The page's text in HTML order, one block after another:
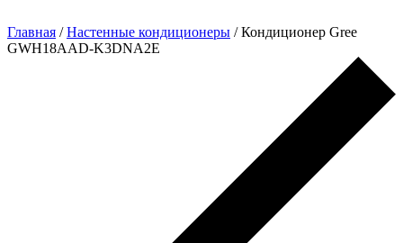
Главная /Настенные кондиционеры / Кондиционер Gree
GWH18AAD-K3DNA2E